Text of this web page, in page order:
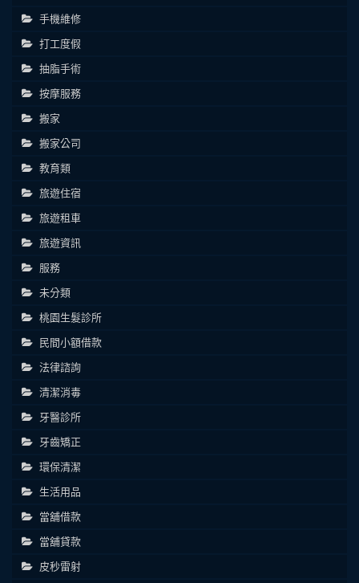
手機維修
打工度假
抽脂手術
按摩服務
搬家
搬家公司
教育類
旅遊住宿
旅遊租車
旅遊資訊
服務
未分類
桃園生髮診所
民間小額借款
法律諮詢
清潔消毒
牙醫診所
牙齒矯正
環保清潔
生活用品
當舖借款
當舖貸款
皮秒雷射